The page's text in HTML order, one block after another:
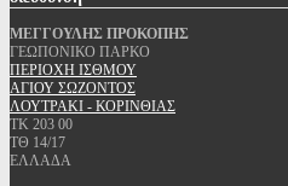
ΜΕΓΓΟΥΛΗΣ ΠΡΟΚΟΠΗΣ
ΓΕΩΠΟΝΙΚΟ ΠΑΡΚΟ
ΠΕΡΙΟΧΗ ΙΣΘΜΟΥ
ΑΓΙΟΥ ΣΩΖΟΝΤΟΣ
ΛΟΥΤΡΑΚΙ - ΚΟΡΙΝΘΙΑΣ
ΤΚ 203 00
ΤΘ 14/17
ΕΛΛΑΔΑ